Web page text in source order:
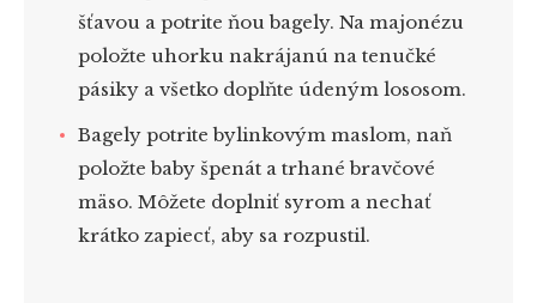
šťavou a potrite ňou bagely. Na majonézu
položte uhorku nakrájanú na tenučké
pásiky a všetko doplňte údeným lososom.
Bagely potrite bylinkovým maslom, naň
položte baby špenát a trhané bravčové
mäso. Môžete doplniť syrom a nechať
krátko zapiecť, aby sa rozpustil.